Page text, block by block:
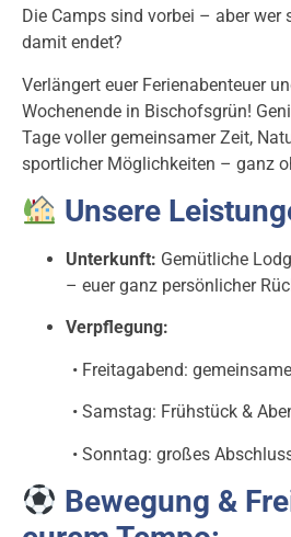
Die Camps sind vorbei – aber wer
damit endet?
Verlängert euer Ferienabenteuer
Wochenende in Bischofsgrün!
Tage voller gemeinsamer Zeit,
sportlicher Möglichkeiten – ganz
Unsere
Unterkunft: Gemütliche
– euer ganz persönlicher
Verpflegung:
• Freitagabend:
• Samstag: Frühstück &
• Sonntag: großes
Bewegung &